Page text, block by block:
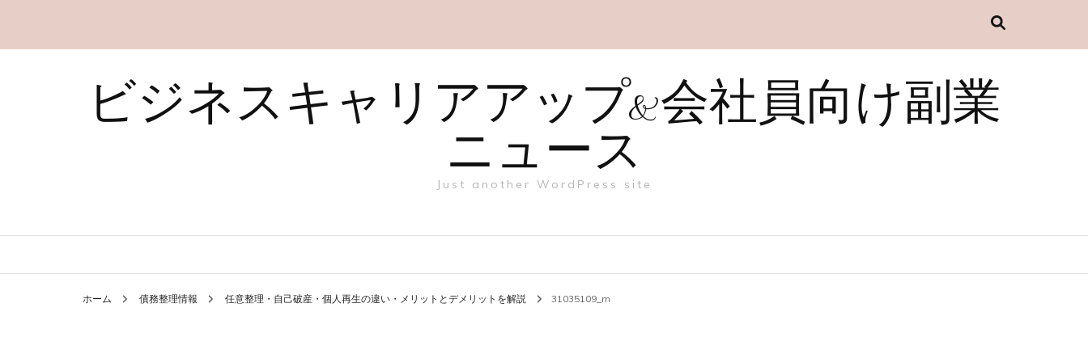
ビジネスキャリアアップ&会社員向け副業
ニュース
Just another WordPress site
ホーム 債務整理情報 任意整理・自己破産・個人再生の違い・メリットとデメリットを解説 31035109_m